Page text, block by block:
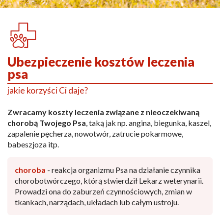
Ubezpieczenie kosztów leczenia
psa
jakie korzyści Ci daje?
Zwracamy koszty leczenia związane z nieoczekiwaną
chorobą Twojego Psa, taką jak np. angina, biegunka, kaszel,
zapalenie pęcherza, nowotwór, zatrucie pokarmowe,
babeszjoza itp.
choroba - reakcja organizmu Psa na działanie czynnika
chorobotwórczego, którą stwierdził Lekarz weterynarii.
Prowadzi ona do zaburzeń czynnościowych, zmian w
tkankach, narządach, układach lub całym ustroju.